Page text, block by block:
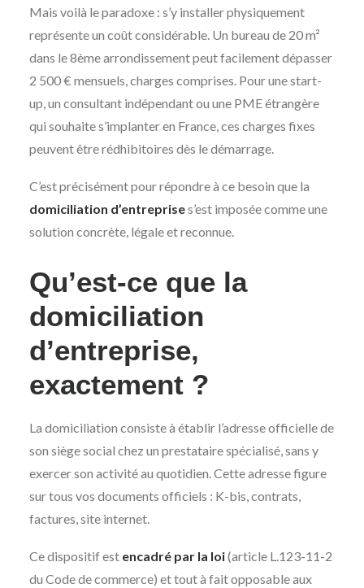
Mais voilà le paradoxe : s’y installer physiquement
représente un coût considérable. Un bureau de 20 m²
dans le 8ème arrondissement peut facilement dépasser
2 500 € mensuels, charges comprises. Pour une start-
up, un consultant indépendant ou une PME étrangère
qui souhaite s’implanter en France, ces charges fixes
peuvent être rédhibitoires dès le démarrage.
C’est précisément pour répondre à ce besoin que la
domiciliation d’entreprises’est imposée comme une
solution concrète, légale et reconnue.
Qu’est-ce que la
domiciliation
d’entreprise,
exactement ?
La domiciliation consiste à établir l’adresse officielle de
son siège social chez un prestataire spécialisé, sans y
exercer son activité au quotidien. Cette adresse figure
sur tous vos documents officiels : K-bis, contrats,
factures, site internet.
Ce dispositif est encadré par la loi(article L.123-11-2
du Code de commerce) et tout à fait opposable aux